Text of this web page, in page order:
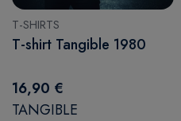
T-SHIRTS
T-shirt Tangible 1980
16,90 €
TANGIBLE